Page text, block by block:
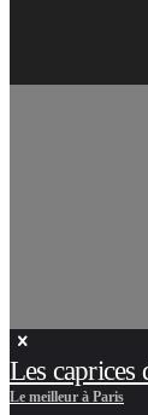
Les caprices
Le meilleur à Paris